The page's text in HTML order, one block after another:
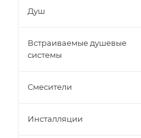
Душ
Встраиваемые душевые
системы
Смесители
Инсталляции